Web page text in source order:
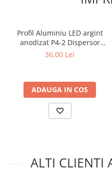
Profil Aluminiu LED argint
anodizat P4-2 Dispersor
opal 2M
36,00 Lei
ADAUGA IN COS
ALTI CLIENTI